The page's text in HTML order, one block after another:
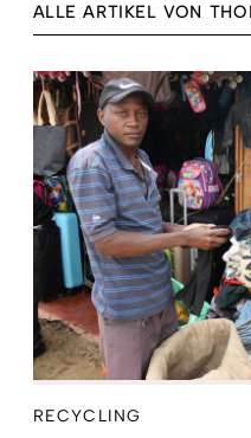
ALLE ARTIKEL VON
RECYCLING